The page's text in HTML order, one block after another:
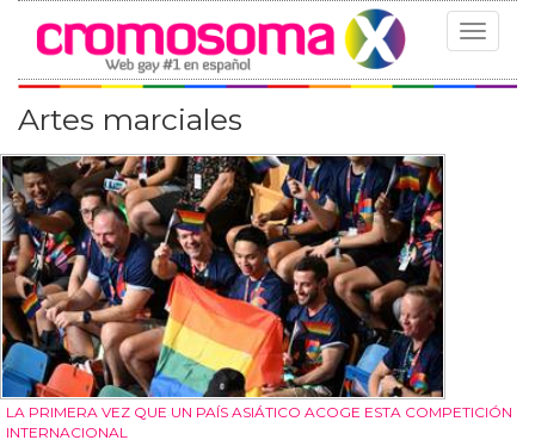
Toggle
Artes marciales
LA PRIMERA VEZ QUE UN PAÍS ASIÁTICO ACOGE ESTA COMPETICIÓN
INTERNACIONAL